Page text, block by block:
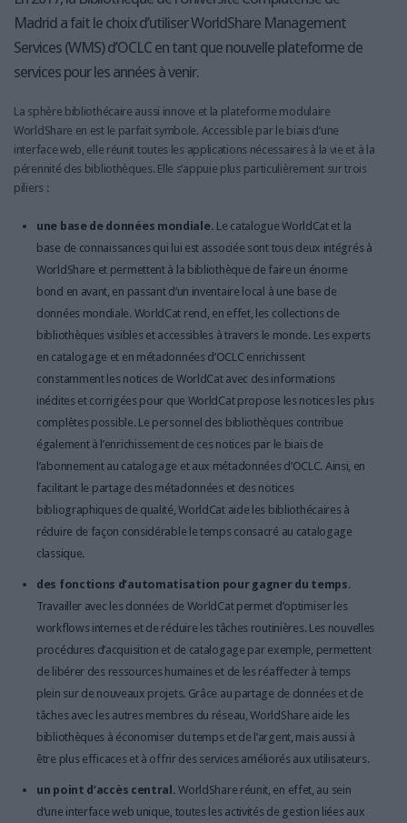
Madrid a fait le choix d’utiliser WorldShare Management
Services (WMS) d’OCLC en tant que nouvelle plateforme de
services pour les années à venir.
La sphère bibliothécaire aussi innove et la plateforme modulaire
WorldShare en est le parfait symbole. Accessible par le biais d’une
interface web, elle réunit toutes les applications nécessaires à la vie et à la
pérennité des bibliothèques. Elle s’appuie plus particulièrement sur trois
piliers :
une base de données mondiale. Le catalogue WorldCat et la
base de connaissances qui lui est associée sont tous deux intégrés à
WorldShare et permettent à la bibliothèque de faire un énorme
bond en avant, en passant d’un inventaire local à une base de
données mondiale. WorldCat rend, en effet, les collections de
bibliothèques visibles et accessibles à travers le monde. Les experts
en catalogage et en métadonnées d’OCLC enrichissent
constamment les notices de WorldCat avec des informations
inédites et corrigées pour que WorldCat propose les notices les plus
complètes possible. Le personnel des bibliothèques contribue
également à l’enrichissement de ces notices par le biais de
l’abonnement au catalogage et aux métadonnées d’OCLC. Ainsi, en
facilitant le partage des métadonnées et des notices
bibliographiques de qualité, WorldCat aide les bibliothécaires à
réduire de façon considérable le temps consacré au catalogage
classique.
des fonctions d’automatisation pour gagner du temps.
Travailler avec les données de WorldCat permet d’optimiser les
workflows internes et de réduire les tâches routinières. Les nouvelles
procédures d’acquisition et de catalogage par exemple, permettent
de libérer des ressources humaines et de les réaffecter à temps
plein sur de nouveaux projets. Grâce au partage de données et de
tâches avec les autres membres du réseau, WorldShare aide les
bibliothèques à économiser du temps et de l’argent, mais aussi à
être plus efficaces et à offrir des services améliorés aux utilisateurs.
un point d’accès central. WorldShare réunit, en effet, au sein
d’une interface web unique, toutes les activités de gestion liées aux